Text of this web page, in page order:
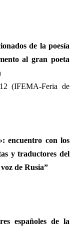
de la poesía
al gran poeta
(IFEMA-Feria de
encuentro con los
y traductores del
de Rusia”
españoles de la